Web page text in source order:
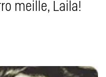
meille, Laila!